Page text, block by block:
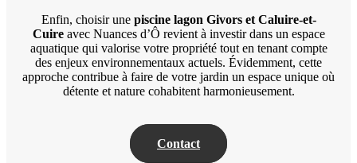
Enfin, choisir une piscine lagon Givors et Caluire-et-
Cuireavec Nuances d’Ô revient à investir dans un espace
aquatique qui valorise votre propriété tout en tenant compte
des enjeux environnementaux actuels. Évidemment, cette
approche contribue à faire de votre jardin un espace unique où
détente et nature cohabitent harmonieusement.
Contact